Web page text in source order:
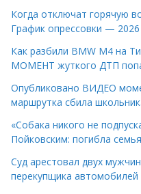
Когда отключат горячую
График опрессовки — 2026
Как разбили BMW M4 на
МОМЕНТ жуткого ДТП
Опубликовано ВИДЕО
маршрутка сбила
«Собака никого не
Пойковским: погибла семья
Суд арестовал двух
перекупщика